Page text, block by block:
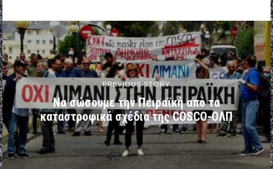
PREVIOUS STORY
Να σώσουμε την Πειραϊκή από τα
καταστροφικά σχέδια της COSCO-ΟΛΠ